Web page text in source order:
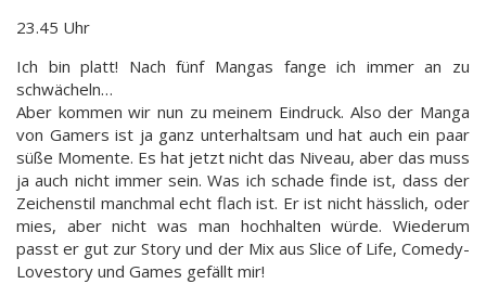
23.45 Uhr
Ich bin platt! Nach fünf Mangas fange ich immer an zu
schwächeln…
Aber kommen wir nun zu meinem Eindruck. Also der Manga
von Gamers ist ja ganz unterhaltsam und hat auch ein paar
süße Momente. Es hat jetzt nicht das Niveau, aber das muss
ja auch nicht immer sein. Was ich schade finde ist, dass der
Zeichenstil manchmal echt flach ist. Er ist nicht hässlich, oder
mies, aber nicht was man hochhalten würde. Wiederum
passt er gut zur Story und der Mix aus Slice of Life, Comedy-
Lovestory und Games gefällt mir!